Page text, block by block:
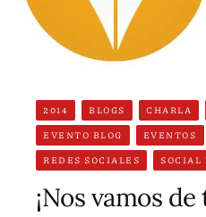
2014 BLOGS CHARLA
EVENTO BLOG EVENTOS
REDES SOCIALES SOCIAL
¡Nos vamos